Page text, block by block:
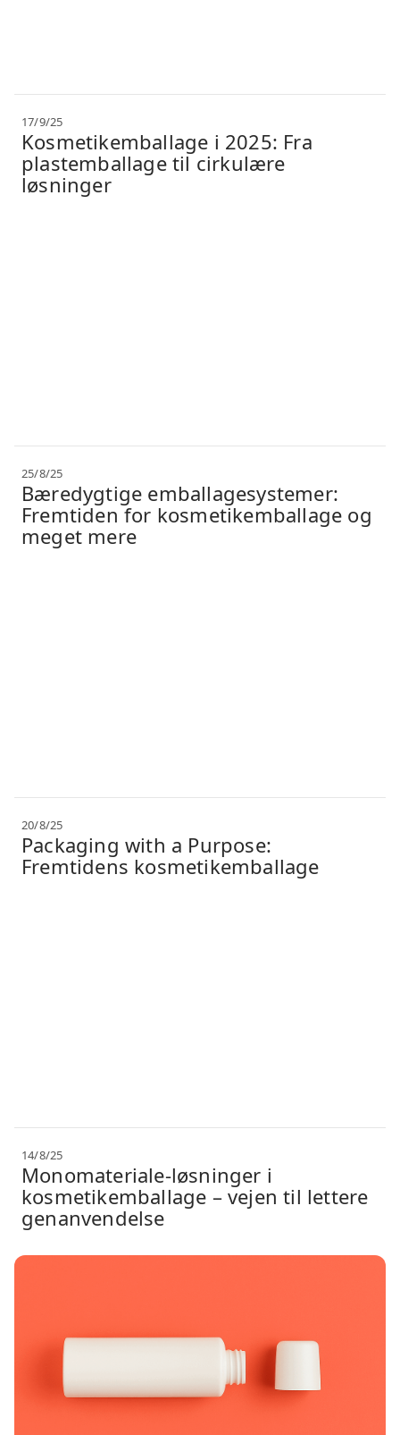
17/9/25
Kosmetikemballage i 2025: Fra
plastemballage til cirkulære
løsninger
25/8/25
Bæredygtige emballagesystemer:
Fremtiden for kosmetikemballage og
meget mere
20/8/25
Packaging with a Purpose:
Fremtidens kosmetikemballage
14/8/25
Monomateriale-løsninger i
kosmetikemballage – vejen til lettere
genanvendelse